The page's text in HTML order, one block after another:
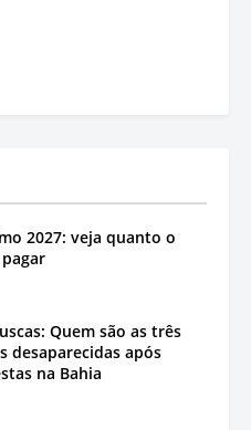
2027: veja quanto o
Quem são as três
desaparecidas após
na Bahia